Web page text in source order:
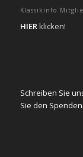
Klassikinfo
HIERklicken!
Schreiben Sie
Sie den